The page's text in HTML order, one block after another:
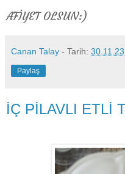
AFİYET OLSUN:)
Canan Talay - Tarih: 30.11.23
Paylaş
İÇ PİLAVLI ETLİ